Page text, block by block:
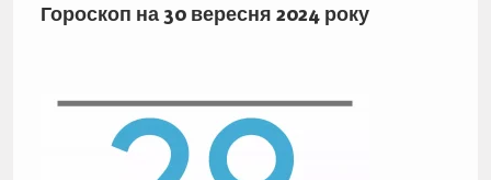
Гороскоп на 30 вересня 2024 року